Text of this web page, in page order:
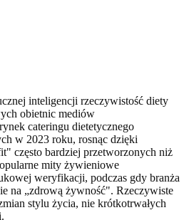
inteligencji rzeczywistość diety
obietnic mediów
cateringu dietetycznego
w 2023 roku, rosnąc dzięki
często bardziej przetworzonych niż
mity żywieniowe
weryfikacji, podczas gdy branża
na „zdrową żywność". Rzeczywiste
stylu życia, nie krótkotrwałych